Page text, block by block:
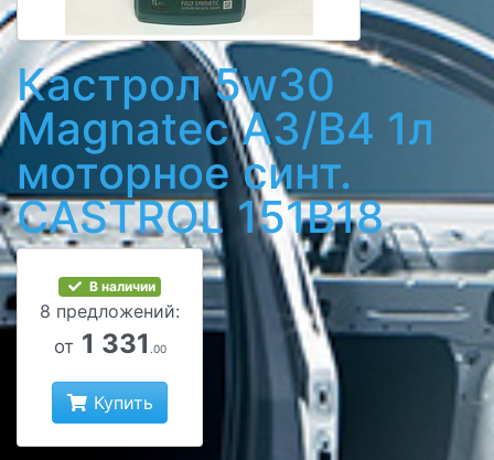
Кастрол 5w30
Magnatec A3/B4 1л
моторное синт.
CASTROL 151B18
В наличии
8 предложений:
от 1 331 .00
Купить